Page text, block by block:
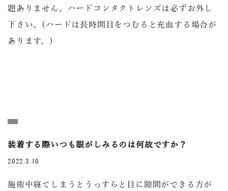
題ありません。ハードコンタクトレンズは必ずお外し
下さい。(ハードは長時間目をつむると充血する場合が
あります。)
装着する際いつも眼がしみるのは何故ですか？
2022.3.10
施術中寝てしまうとうっすらと目に隙間ができる方が